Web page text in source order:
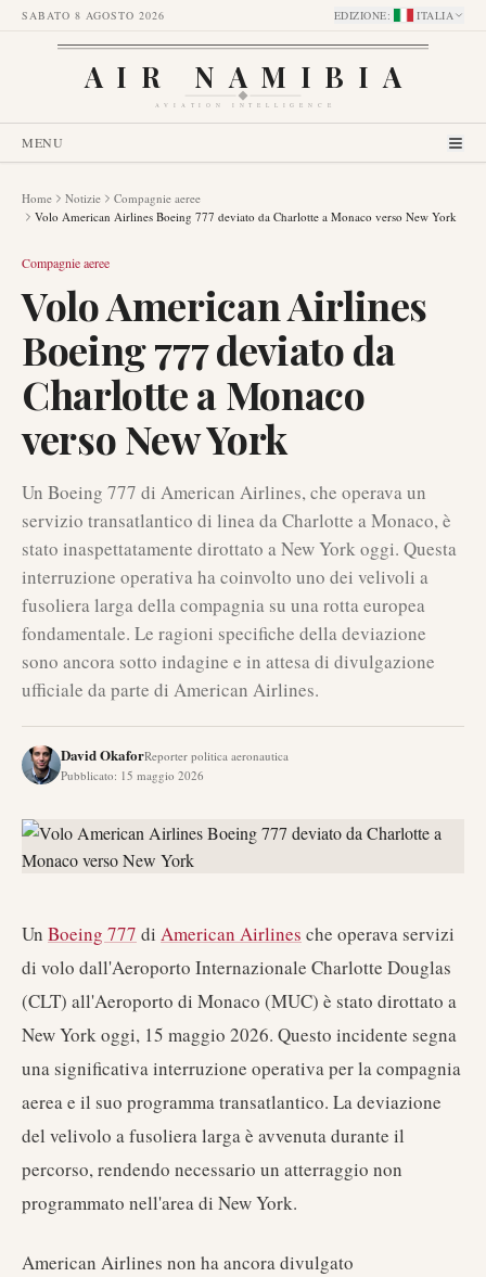
SABATO 8 AGOSTO 2026 EDIZIONE: ITALIA
AIR NAMIBIA
AVIATION INTELLIGENCE
MENU
Home Notizie
Compagnie aeree
Volo American Airlines Boeing 777 deviato da Charlotte a Monaco verso New York
Compagnie aeree
Volo American Airlines
Boeing 777 deviato da
Charlotte a Monaco
verso New York
Un Boeing 777 di American Airlines, che operava un
servizio transatlantico di linea da Charlotte a Monaco, è
stato inaspettatamente dirottato a New York oggi. Questa
interruzione operativa ha coinvolto uno dei velivoli a
fusoliera larga della compagnia su una rotta europea
fondamentale. Le ragioni specifiche della deviazione
sono ancora sotto indagine e in attesa di divulgazione
ufficiale da parte di American Airlines.
David OkaforReporter politica aeronautica
Pubblicato: 15 maggio 2026
Un Boeing 777 di American Airlines che operava servizi
di volo dall'Aeroporto Internazionale Charlotte Douglas
(CLT) all'Aeroporto di Monaco (MUC) è stato dirottato a
New York oggi, 15 maggio 2026. Questo incidente segna
una significativa interruzione operativa per la compagnia
aerea e il suo programma transatlantico. La deviazione
del velivolo a fusoliera larga è avvenuta durante il
percorso, rendendo necessario un atterraggio non
programmato nell'area di New York.
American Airlines non ha ancora divulgato